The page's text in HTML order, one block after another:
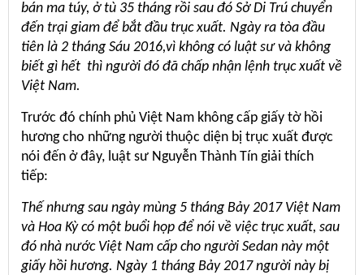
bán ma túy, ở tù 35 tháng rồi sau đó Sở Di Trú chuyển
đến trại giam để bắt đầu trục xuất. Ngày ra tòa đầu
tiên là 2 tháng Sáu 2016,vì không có luật sư và không
biết gì hết thì người đó đã chấp nhận lệnh trục xuất về
Việt Nam.
Trước đó chính phủ Việt Nam không cấp giấy tờ hồi
hương cho những người thuộc diện bị trục xuất được
nói đến ở đây, luật sư Nguyễn Thành Tín giải thích
tiếp:
Thế nhưng sau ngày mùng 5 tháng Bảy 2017 Việt Nam
và Hoa Kỳ có một buổi họp để nói về việc trục xuất, sau
đó nhà nước Việt Nam cấp cho người Sedan này một
giấy hồi hương. Ngày 1 tháng Bảy 2017 người này bị